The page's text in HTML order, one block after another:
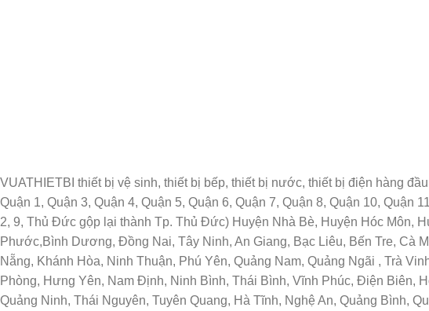
VUATHIETBI thiết bị vệ sinh, thiết bị bếp, thiết bị nước, thiết bị điện hàng
Quận 1, Quận 3, Quận 4, Quận 5, Quận 6, Quận 7, Quận 8, Quận 10, Quận
2, 9, Thủ Đức gộp lại thành Tp. Thủ Đức) Huyện Nhà Bè, Huyện Hóc Môn,
Phước,Bình Dương, Đồng Nai, Tây Ninh, An Giang, Bạc Liêu, Bến Tre, Cà
Nẵng, Khánh Hòa, Ninh Thuận, Phú Yên, Quảng Nam, Quảng Ngãi , Trà
Phòng, Hưng Yên, Nam Định, Ninh Bình, Thái Bình, Vĩnh Phúc, Điện Biên,
Quảng Ninh, Thái Nguyên, Tuyên Quang, Hà Tĩnh, Nghệ An, Quảng Bình,